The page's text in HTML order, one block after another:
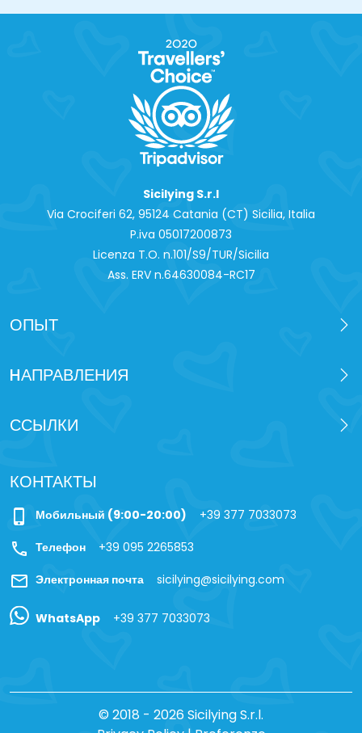
Sicilying S.r.l
Via Crociferi 62, 95124 Catania (CT) Sicilia, Italia
P.iva 0‍5017200873
Licenza T.O. n.101/S9/TUR/Sicilia
Ass. ERV n.64630084-RC17
ОПЫТ
HАПРАВЛЕНИЯ
ССЫЛКИ
КОНТАКТЫ
phone_iphone Мобильный (9:00-20:00) +39 377 7033073
call Телефон +39 095 2265853
mail Электронная почта sicilying@sicilying.com
WhatsApp +39 377 7033073
© 2018 - 2026 Sicilying S.r.l.